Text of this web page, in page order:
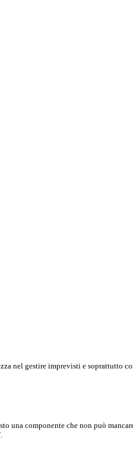
nel gestire imprevisti e soprattutto
una componente che non può